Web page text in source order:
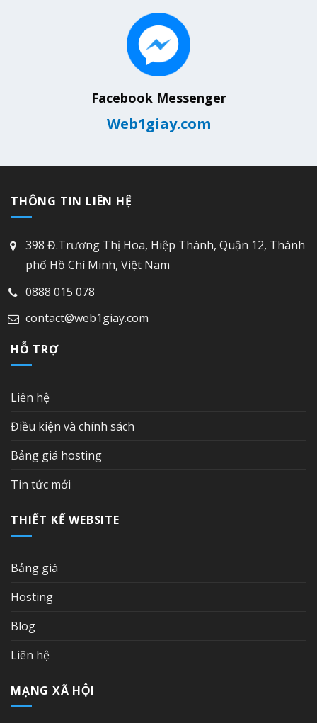
Facebook Messenger
Web1giay.com
THÔNG TIN LIÊN HỆ
398 Đ.Trương Thị Hoa, Hiệp Thành, Quận 12, Thành
phố Hồ Chí Minh, Việt Nam
0888 015 078
contact@web1giay.com
HỖ TRỢ
Liên hệ
Điều kiện và chính sách
Bảng giá hosting
Tin tức mới
THIẾT KẾ WEBSITE
Bảng giá
Hosting
Blog
Liên hệ
MẠNG XÃ HỘI